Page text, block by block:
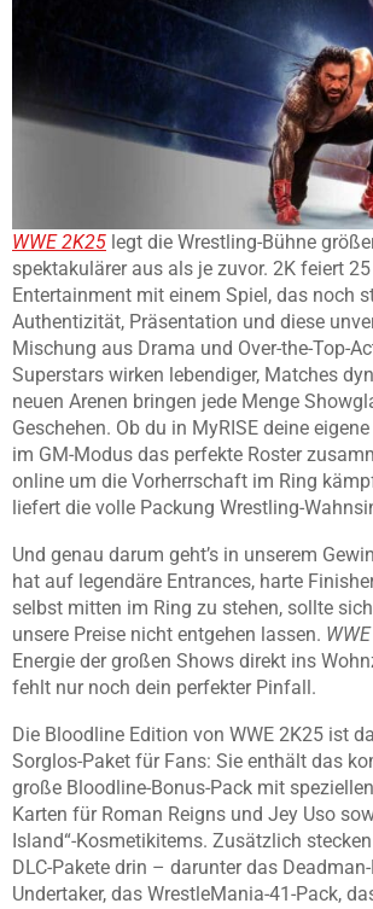
WWE 2K25 legt die Wrestling-Bühne
spektakulärer aus als je zuvor. 2K feiert
Entertainment mit einem Spiel, das noch
Authentizität, Präsentation und diese
Mischung aus Drama und Over-the-Top-
Superstars wirken lebendiger, Matches
neuen Arenen bringen jede Menge
Geschehen. Ob du in MyRISE deine
im GM-Modus das perfekte Roster
online um die Vorherrschaft im Ring
liefert die volle Packung Wrestling-
Und genau darum geht’s in unserem
hat auf legendäre Entrances, harte
selbst mitten im Ring zu stehen, sollte
unsere Preise nicht entgehen lassen.
Energie der großen Shows direkt ins
fehlt nur noch dein perfekter Pinfall.
Die Bloodline Edition von WWE 2K25 ist
Sorglos-Paket für Fans: Sie enthält das
große Bloodline-Bonus-Pack mit
Karten für Roman Reigns und Jey Uso
Island“-Kosmetikitems. Zusätzlich
DLC-Pakete drin – darunter das
Undertaker, das WrestleMania-41-Pack,